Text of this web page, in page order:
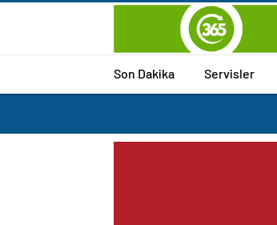
Son Dakika Servisler